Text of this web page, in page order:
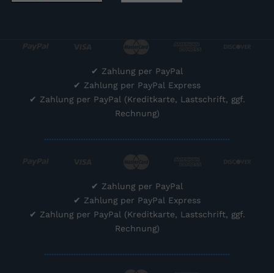
✔ Zahlung per PayPal
✔ Zahlung per PayPal Express
✔ Zahlung per PayPal (Kreditkarte, Lastschrift, ggf.
Rechnung)
............................................................................
✔ Zahlung per PayPal
✔ Zahlung per PayPal Express
✔ Zahlung per PayPal (Kreditkarte, Lastschrift, ggf.
Rechnung)
............................................................................